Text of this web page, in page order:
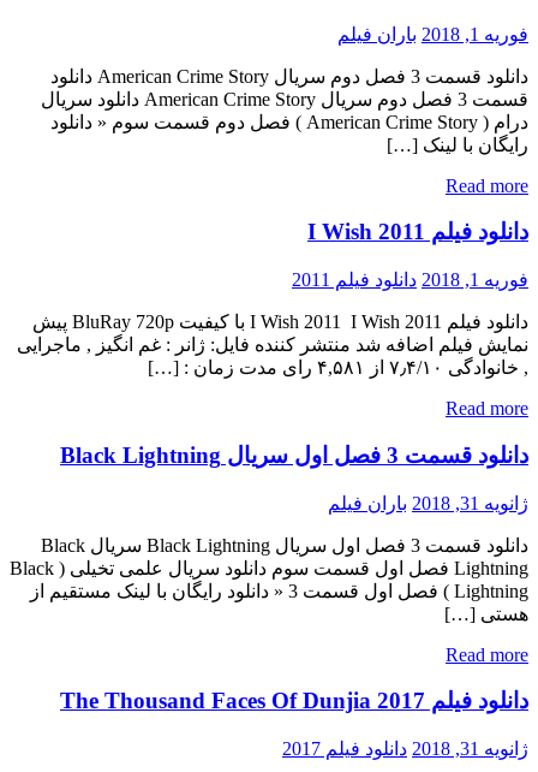
فوریه 1, 2018 باران فیلم
دانلود قسمت 3 فصل دوم سریال American Crime Story دانلود
قسمت 3 فصل دوم سریال American Crime Story دانلود سریال
درام ( American Crime Story ) فصل دوم قسمت سوم « دانلود
رایگان با لینک […]
Read more
دانلود فیلم I Wish 2011
فوریه 1, 2018 دانلود فیلم 2011
دانلود فیلم I Wish 2011 I Wish 2011 با کیفیت BluRay 720p پیش
نمایش فیلم اضافه شد منتشر کننده فایل: ژانر : غم انگیز , ماجرایی
, خانوادگی ۷٫۴/۱۰ از ۴,۵۸۱ رای مدت زمان : […]
Read more
دانلود قسمت 3 فصل اول سریال Black Lightning
ژانویه 31, 2018 باران فیلم
دانلود قسمت 3 فصل اول سریال Black Lightning سریال Black
Lightning فصل اول قسمت سوم دانلود سریال علمی تخیلی ( Black
Lightning ) فصل اول قسمت 3 « دانلود رایگان با لینک مستقیم از
هستی […]
Read more
دانلود فیلم The Thousand Faces Of Dunjia 2017
ژانویه 31, 2018 دانلود فیلم 2017